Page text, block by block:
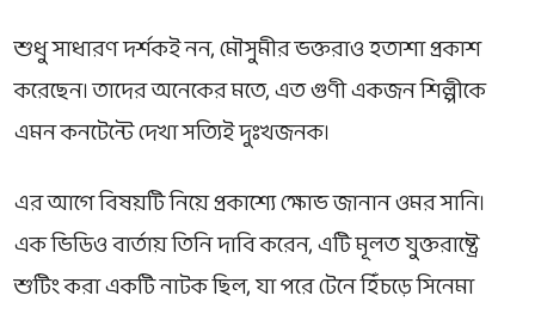
শুধু সাধারণ দর্শকই নন,মৌসুমীর ভক্তরাও হতাশা প্রকাশ
করেছেন। তাদের অনেকের মতে, এত গুণী একজন শিল্পীকে
এমন কনটেন্টে দেখা সত্যিই দুঃখজনক।
এর আগে বিষয়টি নিয়ে প্রকাশ্যে ক্ষোভ জানানওমর সানি।
এক ভিডিও বার্তায় তিনি দাবি করেন, এটি মূলত যুক্তরাষ্ট্রে
শুটিং করা একটি নাটক ছিল, যা পরে টেনে হিঁচড়ে সিনেমা